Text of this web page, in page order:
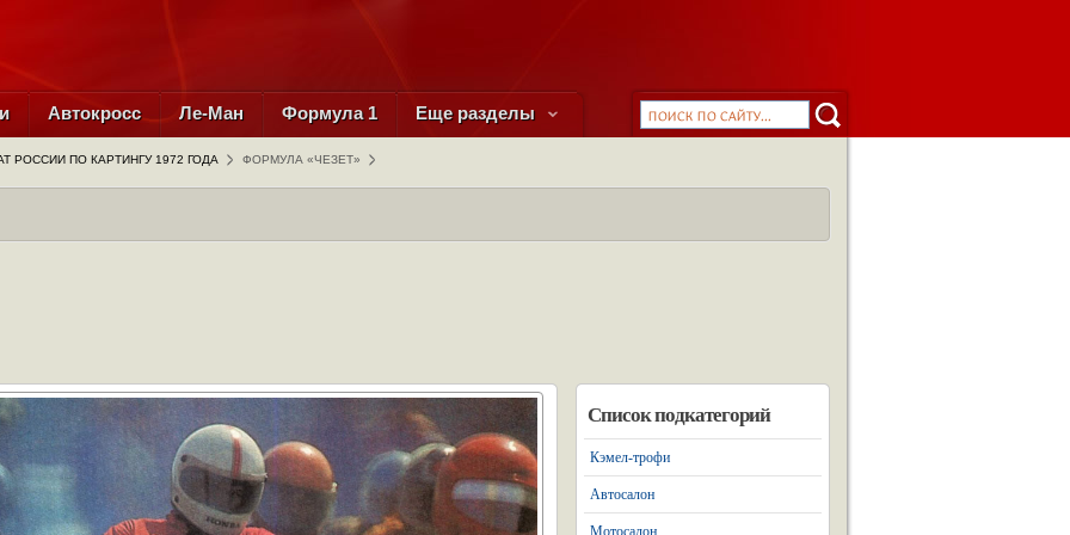
Автокросс Ле-Ман Формула 1 Еще разделы
РОССИИ ПО КАРТИНГУ 1972 ГОДА ФОРМУЛА «ЧЕЗЕТ»
Список подкатегорий
Кэмел-трофи
Автосалон
Мотосалон